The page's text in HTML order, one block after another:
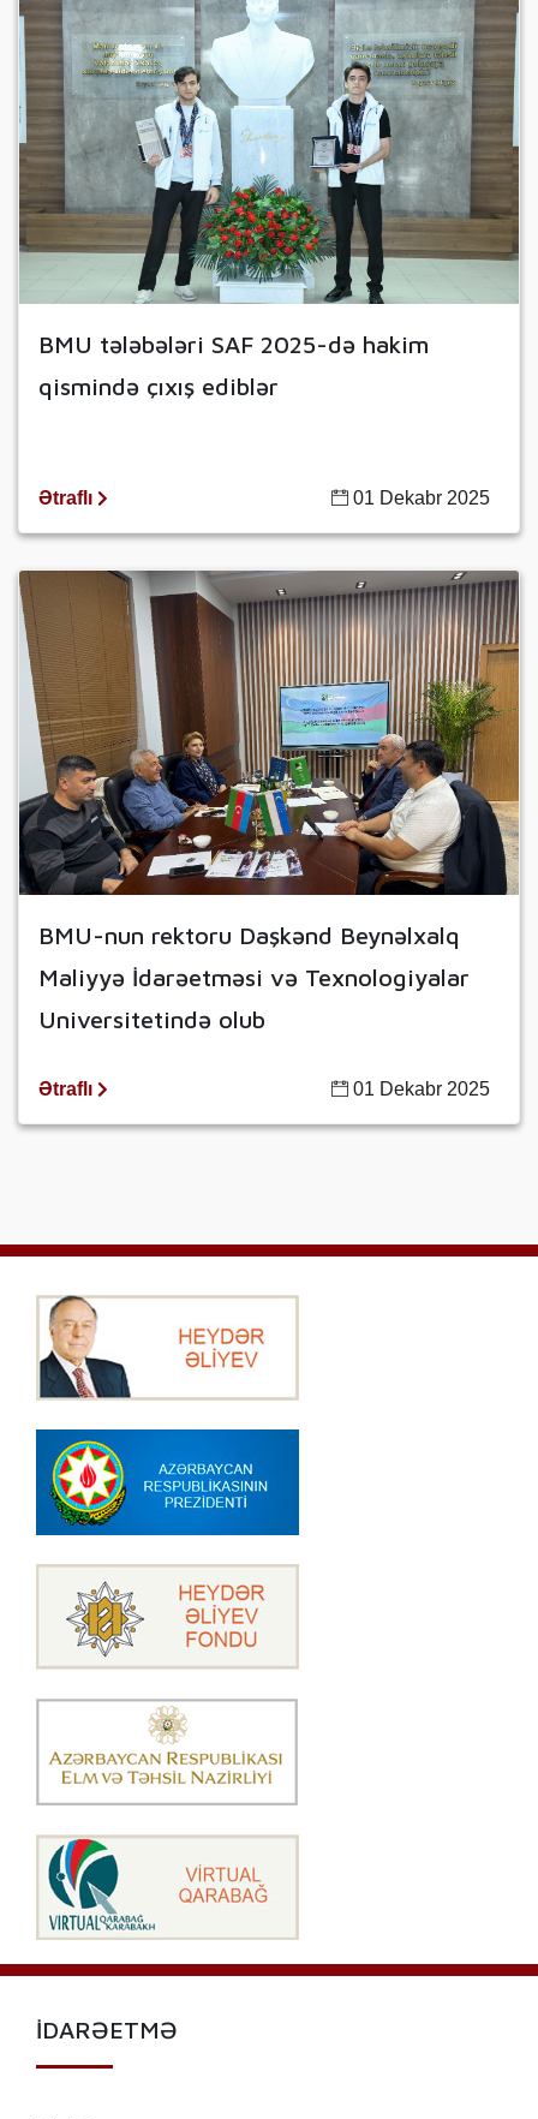
BMU tələbələri SAF 2025-də hakim
qismində çıxış ediblər
Ətraflı 01 Dekabr 2025
BMU-nun rektoru Daşkənd Beynəlxalq
Maliyyə İdarəetməsi və Texnologiyalar
Universitetində olub
Ətraflı 01 Dekabr 2025
İDARƏETMƏ